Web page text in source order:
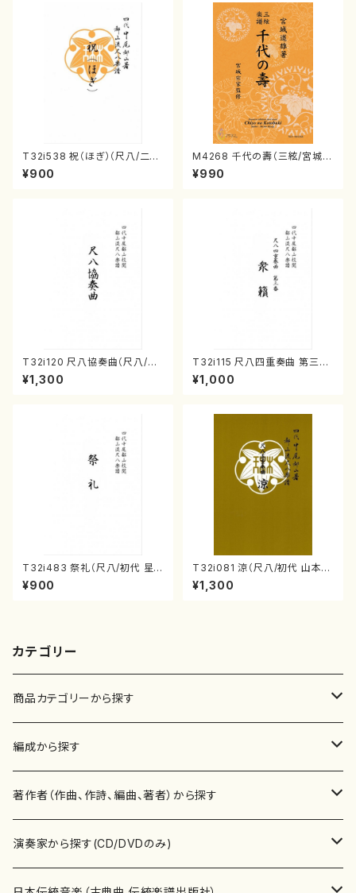
T32i538 祝（ほぎ）（尺八/二代
池田静山/楽譜）都山流公刊楽譜
曲番:2247
¥900
M4268 千代の壽（三絃/宮城道
雄著・宮城宗家監修/三絃楽譜）
¥990
T32i120 尺八協奏曲（尺八/二
代 山本邦山/尺八/都山式譜）都
山流公刊楽譜曲番:569
¥1,300
T32i115 尺八四重奏曲 第三番
衆籟（尺八/初代 山本邦山/尺
八/都山式譜）都山流公刊楽譜曲
¥1,000
T32i483 祭礼（尺八/初代 星
田一山/楽譜）都山流公刊楽譜曲
番:2191
¥900
T32i081 涼（尺八/初代 山本邦
山/尺八/都山式譜）都山流公刊
楽譜曲番:530
¥1,300
カテゴリー
商品カテゴリーから探す
楽譜
書籍
書籍
テキストブック
CD・DVD
編成から探す
邦楽器
箏・琴（ソロ）
箏・琴（合奏）
合唱
混声合唱
著作者（作曲、作詩、編曲、著者）から探す
あ行
青木省三(アオキ ショウゾウ)
演奏家から探す(CD/DVDのみ)